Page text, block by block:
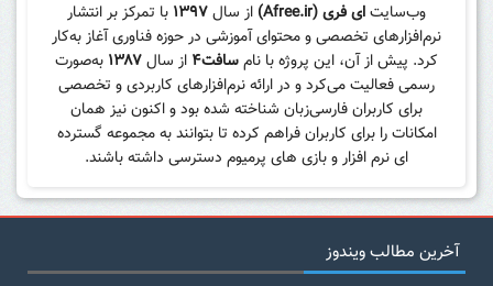
وب‌سایتای فری (Afree.ir) از سال۱۳۹۷ با تمرکز بر انتشار
نرم‌افزارهای تخصصی و محتوای آموزشی در حوزه فناوری آغاز به‌کار
کرد. پیش از آن، این پروژه با نامسافت۴ از سال۱۳۸۷ به‌صورت
رسمی فعالیت می‌کرد و در ارائه نرم‌افزارهای کاربردی و تخصصی
برای کاربران فارسی‌زبان شناخته شده بود و اکنون نیز همان
امکانات را برای کاربران فراهم کرده تا بتوانند به مجموعه گسترده
ای نرم افزار و بازی های پرمیوم دسترسی داشته باشند.
آخرین مطالب ویندوز